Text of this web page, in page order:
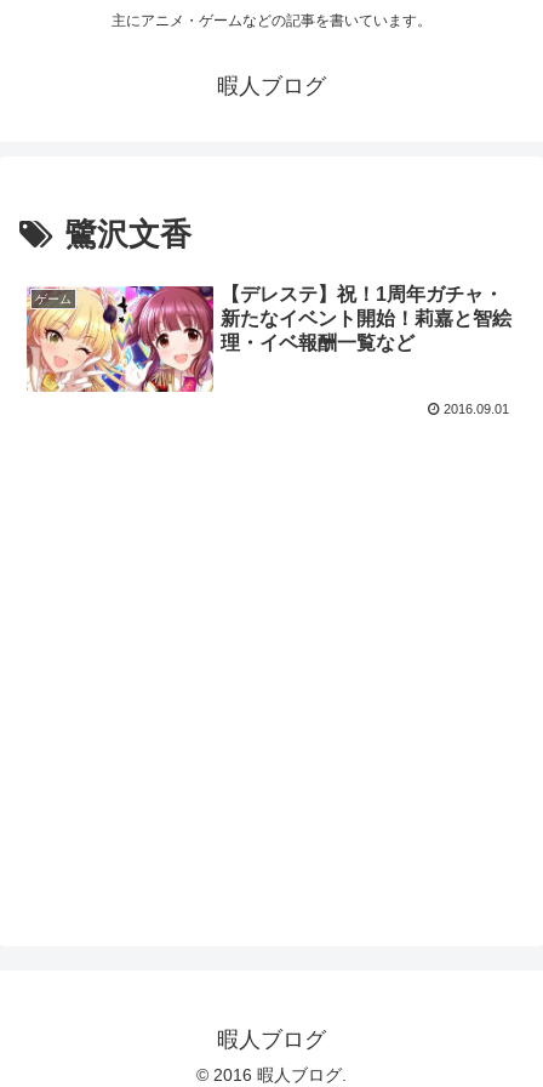
主にアニメ・ゲームなどの記事を書いています。
暇人ブログ
鷺沢文香
ゲーム
【デレステ】祝！1周年ガチャ・
新たなイベント開始！莉嘉と智絵
理・イベ報酬一覧など
2016.09.01
暇人ブログ
© 2016 暇人ブログ.